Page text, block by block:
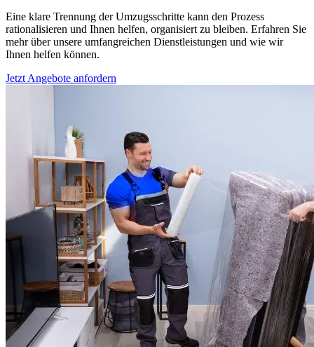
Eine klare Trennung der Umzugsschritte kann den Prozess
rationalisieren und Ihnen helfen, organisiert zu bleiben. Erfahren Sie
mehr über unsere umfangreichen Dienstleistungen und wie wir
Ihnen helfen können.
Jetzt Angebote anfordern